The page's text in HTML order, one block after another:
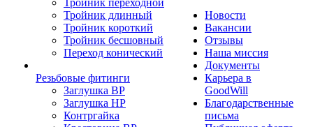
Тройник переходной
Тройник длинный
Тройник короткий
Тройник бесшовный
Переход конический
Резьбовые фитинги
Заглушка ВР
Заглушка НР
Контргайка
Новости
Вакансии
Отзывы
Наша миссия
Документы
Карьера в
GoodWill
Благодарственные
письма